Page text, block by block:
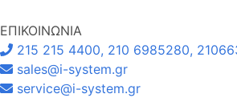
ΕΠΙΚΟΙΝΩΝΙΑ
215 215 4400, 210 6985280,
sales@i-system.gr
service@i-system.gr